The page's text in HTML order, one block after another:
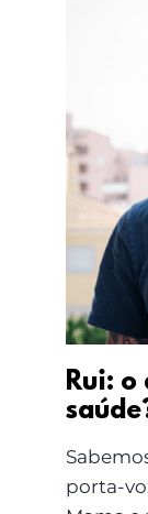
Rui: o
porta-